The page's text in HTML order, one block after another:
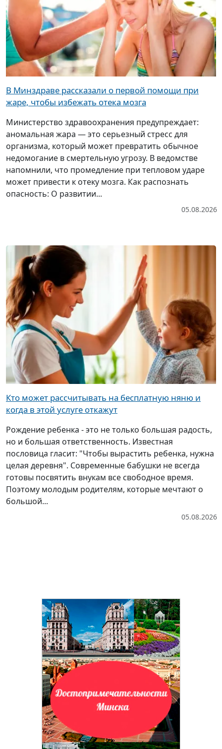
В Минздраве рассказали о первой помощи при
жаре, чтобы избежать отека мозга
Министерство здравоохранения предупреждает:
аномальная жара — это серьезный стресс для
организма, который может превратить обычное
недомогание в смертельную угрозу. В ведомстве
напомнили, что промедление при тепловом ударе
может привести к отеку мозга. Как распознать
опасность: О развитии...
05.08.2026
Кто может рассчитывать на бесплатную няню и
когда в этой услуге откажут
Рождение ребенка - это не только большая радость,
но и большая ответственность. Известная
пословица гласит: "Чтобы вырастить ребенка, нужна
целая деревня". Современные бабушки не всегда
готовы посвятить внукам все свободное время.
Поэтому молодым родителям, которые мечтают о
большой...
05.08.2026